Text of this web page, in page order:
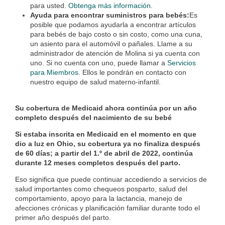
para usted. Obtenga más información
Ayuda para encontrar suministros para bebés:Es
posible que podamos ayudarla a encontrar artículos
para bebés de bajo costo o sin costo, como una cuna,
un asiento para el automóvil o pañales. Llame a su
administrador de atención de Molina si ya cuenta con
uno. Si no cuenta con uno, puede llamar a Servicios
para Miembros . Ellos le pondrán en contacto con
nuestro equipo de salud materno-infantil.
Su cobertura de Medicaid ahora continúa por un año
completo después del nacimiento de su bebé
Si estaba inscrita en Medicaid en el momento en que
dio a luz en Ohio, su cobertura ya no finaliza después
de 60 días; a partir del 1.º de abril de 2022, continúa
durante 12 meses completos después del parto.
Eso significa que puede continuar accediendo a servicios de
salud importantes como chequeos posparto, salud del
comportamiento, apoyo para la lactancia, manejo de
afecciones crónicas y planificación familiar durante todo el
primer año después del parto.